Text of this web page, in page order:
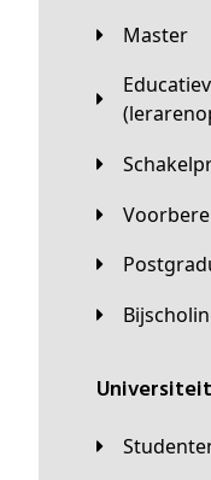
Master
Educatieve master